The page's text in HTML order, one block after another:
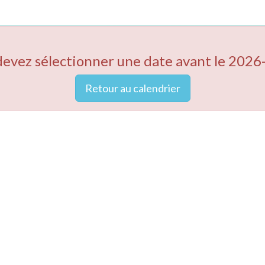
sélectionner une date avant le
Retour au calendrier